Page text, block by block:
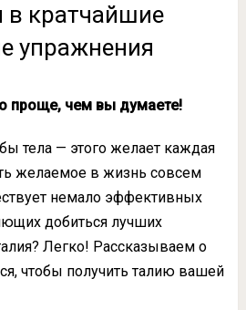
в кратчайшие
упражнения
проще, чем вы думаете!
тела — этого желает каждая
желаемое в жизнь совсем
немало эффективных
добиться лучших
Легко! Рассказываем о
чтобы получить талию вашей